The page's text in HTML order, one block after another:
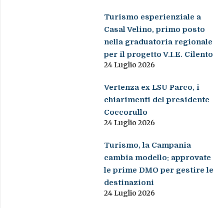
Turismo esperienziale a
Casal Velino, primo posto
nella graduatoria regionale
per il progetto V.I.E. Cilento
24 Luglio 2026
Vertenza ex LSU Parco, i
chiarimenti del presidente
Coccorullo
24 Luglio 2026
Turismo, la Campania
cambia modello: approvate
le prime DMO per gestire le
destinazioni
24 Luglio 2026